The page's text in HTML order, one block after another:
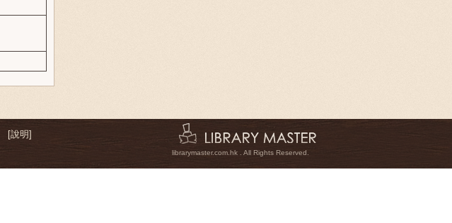
[說明]
librarymaster.com.hk . All Rights Reserved.